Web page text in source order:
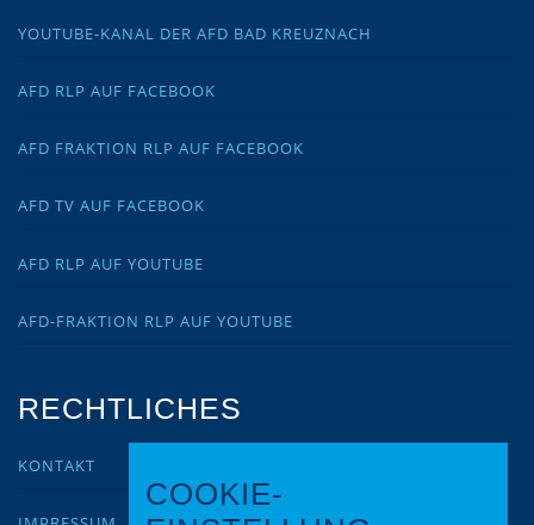
YOUTUBE-KANAL DER AFD BAD KREUZNACH
AFD RLP AUF FACEBOOK
AFD FRAKTION RLP AUF FACEBOOK
AFD TV AUF FACEBOOK
AFD RLP AUF YOUTUBE
AFD-FRAKTION RLP AUF YOUTUBE
RECHTLICHES
KONTAKT
COOKIE-